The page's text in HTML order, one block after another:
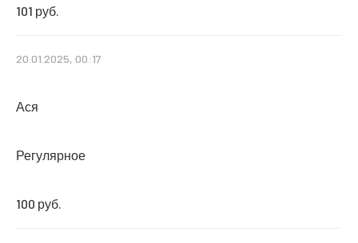
101 руб.
20.01.2025, 00:17
Ася
Регулярное
100 руб.